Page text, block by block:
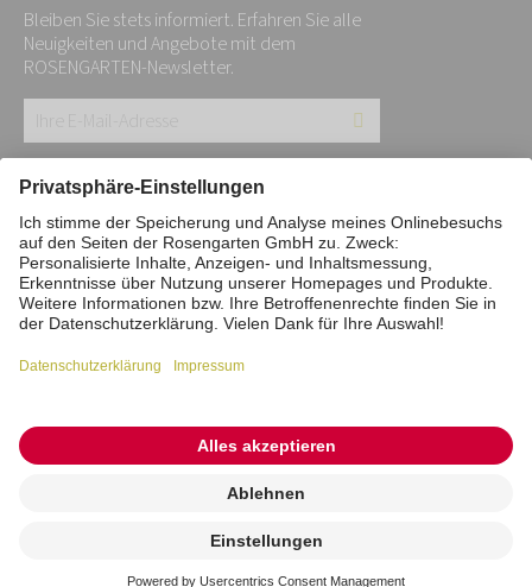
Bleiben Sie stets informiert. Erfahren Sie alle
Neuigkeiten und Angebote mit dem
ROSENGARTEN-Newsletter.
E-
Mail-
Adresse:
*
Impressum Datenschutz
Stiftung
Interne Meldestelle
Zahlungsmittel
Barrierefreiheitserklärung
Vertrag widerrufen
© 2026 ROSENGARTEN-Tierbestattung